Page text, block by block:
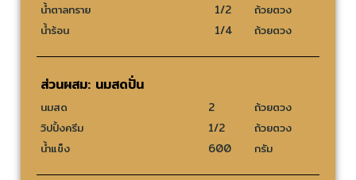
น้ำตาลทราย
1/2
ถ้วยตวง
น้ำร้อน
1/4 ถ้วยตวง
ส่วนผสม: นมสดปั่น
นมสด 2
ถ้วยตวง
วิปปิ้งครีม
1/2
ถ้วยตวง
น้ำแข็ง
600 กรัม